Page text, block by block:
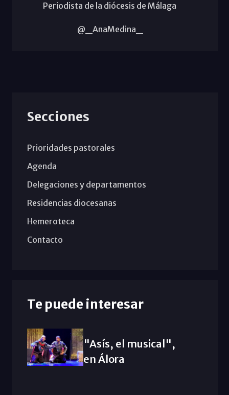
Periodista de la diócesis de Málaga
@_AnaMedina_
Secciones
Prioridades pastorales
Agenda
Delegaciones y departamentos
Residencias diocesanas
Hemeroteca
Contacto
Te puede interesar
"Asís, el musical",
en Álora